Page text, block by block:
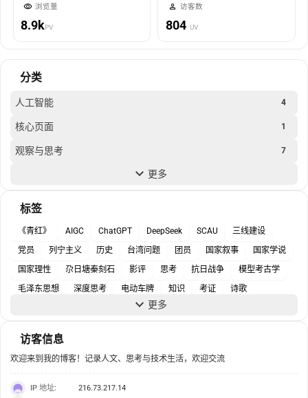
浏览量
8.9kPV
访客数
804 UV
分类
人工智能 4
核心页面 1
观察与思考 7
更多
标签
《青红》 AIGC ChatGPT DeepSeek SCAU
三线建设
党员
列宁主义 历史 台湾问题 团员 国家叙事
国家学说
国家理性
尕日塘秦刻石 影评 思考 抗日战争
模型考古学
毛泽东思想
深度思考 电动车牌 知识 考证
诗歌
更多
访客信息
欢迎来到我的博客！记录人文、思考与技术生活，欢迎交流
IP 地址:
216.73.217.14